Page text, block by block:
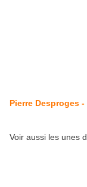
Pierre Desproges
Voir aussi les unes